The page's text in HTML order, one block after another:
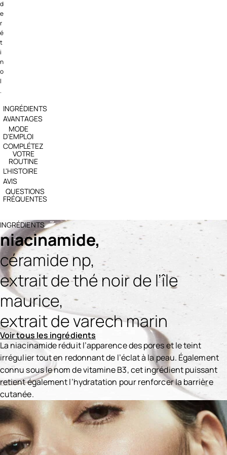
d
e
r
é
t
i
n
o
l
.
INGRÉDIENTS
AVANTAGES
MODE
D'EMPLOI
COMPLÉTEZ
VOTRE
ROUTINE
L'HISTOIRE
AVIS
QUESTIONS
FRÉQUENTES
INGRÉDIENTS
niacinamide,
céramide np,
extrait de thé noir de l’île
maurice,
extrait de varech marin
Voir tous les ingrédients
La niacinamide réduit l’apparence des pores et le teint
irrégulier tout en redonnant de l’éclat à la peau. Également
connu sous le nom de vitamine B3, cet ingrédient puissant
retient également l’hydratation pour renforcer la barrière
cutanée.
Ingredients menu title